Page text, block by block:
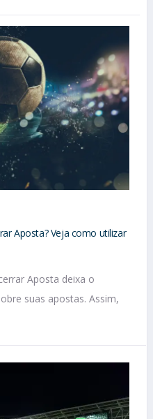
Aposta? Veja como utilizar
Aposta deixa o
suas apostas. Assim,